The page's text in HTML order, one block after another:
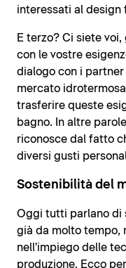
interessati al design
E terzo? Ci siete
con le vostre
dialogo con i
mercato
trasferire queste
bagno. In altre
riconosce dal fatto
diversi gusti
Sostenibilità del
Oggi tutti parlano di
già da molto tempo,
nell'impiego delle
produzione. Ecco